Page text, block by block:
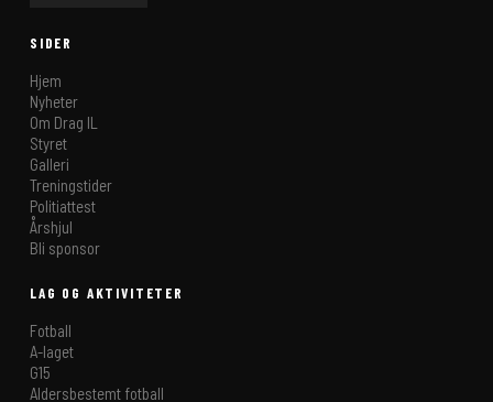
SIDER
Hjem
Nyheter
Om Drag IL
Styret
Galleri
Treningstider
Politiattest
Årshjul
Bli sponsor
LAG OG AKTIVITETER
Fotball
A-laget
G15
Aldersbestemt fotball